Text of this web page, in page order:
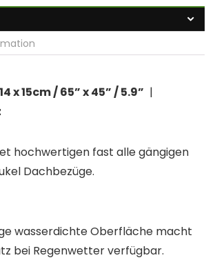
x 15cm / 65” x 45” / 5.9” |
hochwertigen fast alle gängigen
Dachbezüge.
wasserdichte Oberfläche macht
bei Regenwetter verfügbar.